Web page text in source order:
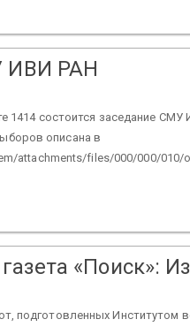
ИВИ РАН
1414 состоится заседание
описана в
attachments/files/000/000/010/
«Поиск»:
подготовленных